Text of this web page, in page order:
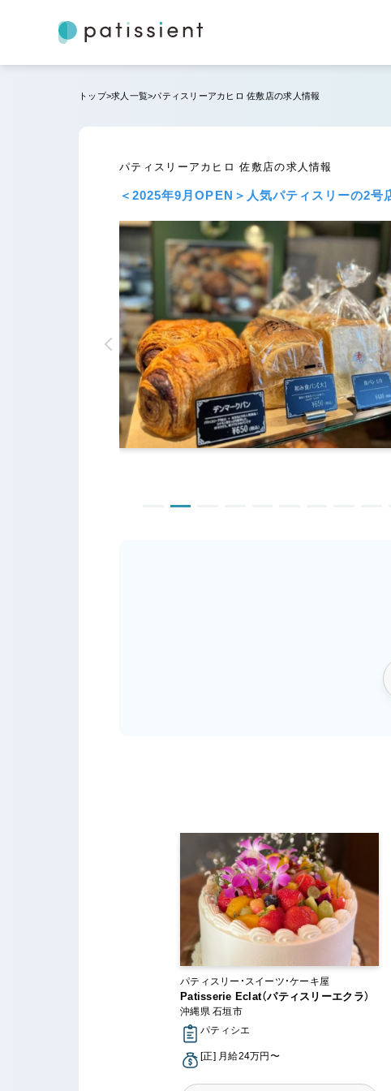
トップ 求人一覧 パティスリーアカヒロ 佐敷店の求人情報
パティスリーアカヒロ 佐敷店の求人情報
＜2025年9月OPEN＞人気パティスリーの2号
パティスリー・スイーツ・ケーキ屋
Patisserie Eclat（パティスリーエクラ）
沖縄県 石垣市
パティシエ
[正] 月給24万円〜